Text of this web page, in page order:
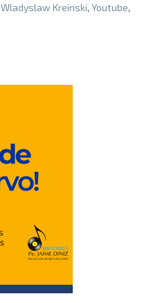
Wladyslaw Kreinski, Youtube,